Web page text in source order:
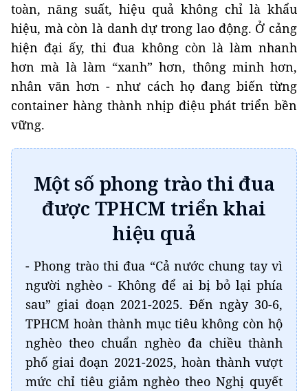
toàn, năng suất, hiệu quả không chỉ là khẩu
hiệu, mà còn là danh dự trong lao động. Ở cảng
hiện đại ấy, thi đua không còn là làm nhanh
hơn mà là làm “xanh” hơn, thông minh hơn,
nhân văn hơn - như cách họ đang biến từng
container hàng thành nhịp điệu phát triển bền
vững.
Một số phong trào thi đua
được TPHCM triển khai
hiệu quả
- Phong trào thi đua “Cả nước chung tay vì
người nghèo - Không để ai bị bỏ lại phía
sau” giai đoạn 2021-2025. Đến ngày 30-6,
TPHCM hoàn thành mục tiêu không còn hộ
nghèo theo chuẩn nghèo đa chiều thành
phố giai đoạn 2021-2025, hoàn thành vượt
mức chỉ tiêu giảm nghèo theo Nghị quyết